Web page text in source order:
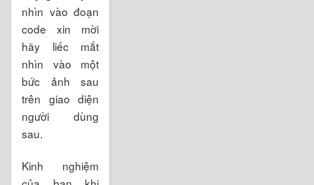
nhìn vào đoạn
code xin mời
hãy liếc mắt
nhìn vào một
bức ảnh sau
trên giao diện
người dùng
sau.
Kinh nghiệm